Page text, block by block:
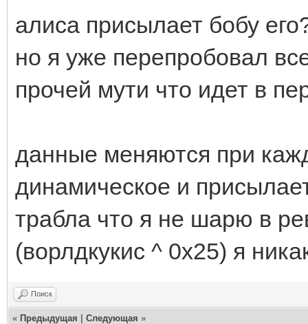
i++)
Array[i] =
^ (uint)Inline(ref
return Array;
алиса присылает бобу
но я уже перепробовал
прочей мути что идет в
данные меняются при
динамическое и
трабла что я не шарю в
(ворлдкукис ^ 0x25) я
Поиск
« Предыдущая Следующая »